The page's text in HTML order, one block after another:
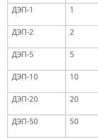
ДЭП-1
1
ДЭП-2
2
ДЭП-5
5
ДЭП-10
10
ДЭП-20
20
ДЭП-50
50